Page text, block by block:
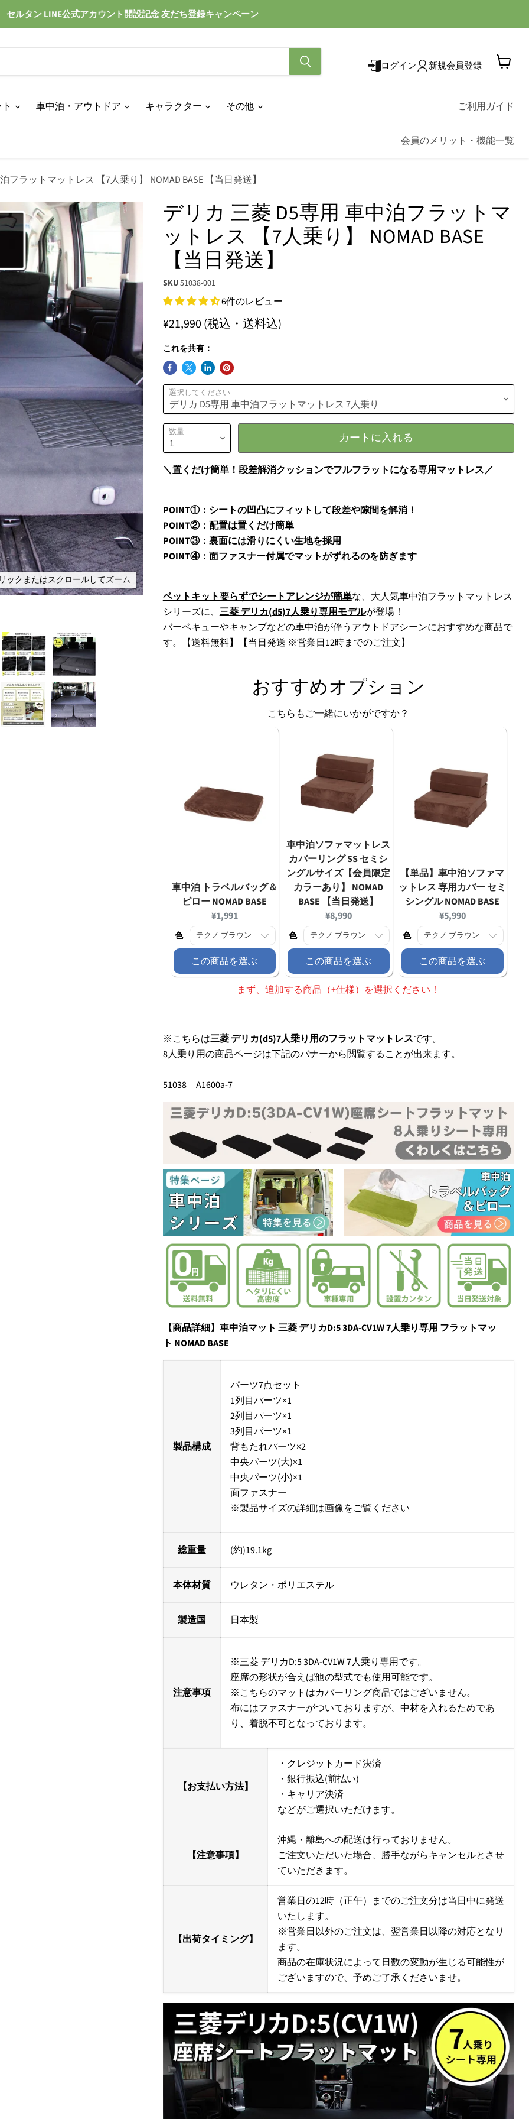
セルタン LINE公式アカウント開設記念 友だち登録キャンペーン
ログイン 新規会員登録
を
車中泊・アウトドア キャラクター その他 ご利用ガイド
会員のメリット・機能一覧
フラットマットレス 【7人乗り】 NOMAD BASE 【当日発送】
ックまたはスクロールしてズーム
デリカ 三菱 D5専用 車中泊フラットマ
ットレス 【7人乗り】 NOMAD BASE
【当日発送】
SKU51038-001
6件のレビュー
¥21,990 (税込・送料込)
これを共有：
選択してください
数量 カートに入れる
＼置くだけ簡単！段差解消クッションでフルフラットになる専用マットレス／
POINT①：シートの凹凸にフィットして段差や隙間を解消！
POINT②：配置は置くだけ簡単
POINT③：裏面には滑りにくい生地を採用
POINT④：面ファスナー付属でマットがずれるのを防ぎます
ベットキット要らずでシートアレンジが簡単な、大人気車中泊フラットマットレス
シリーズに、 三菱 デリカ(d5)7人乗り専用モデルが登場！
バーベキューやキャンプなどの車中泊が伴うアウトドアシーンにおすすめな商品で
す。【送料無料】【当日発送 ※営業日12時までのご注文】
おすすめオプション
こちらもご一緒にいかがですか？
車中泊 トラベルバッグ＆
ピロー NOMAD BASE
Current
price:
¥1,991
色
この商品を選ぶ
車中泊ソファマットレス
カバーリング SS セミシ
ングルサイズ【会員限定
カラーあり】 NOMAD
BASE 【当日発送】
Current
price:
¥8,990
色
この商品を選ぶ
【単品】車中泊ソファマ
ットレス 専用カバー セミ
シングル NOMAD BASE
Current
price:
¥5,990
色
この商品を選ぶ
まず、追加する商品（+仕様）を選択ください！
※こちらは三菱 デリカ(d5)7人乗り用のフラットマットレスです。
8人乗り用の商品ページは下記のバナーから閲覧することが出来ます。
51038 A1600a-7
【商品詳細】車中泊マット 三菱 デリカD:5 3DA-CV1W 7人乗り専用 フラットマッ
ト NOMAD BASE
製品構成
パーツ7点セット
1列目パーツ×1
2列目パーツ×1
3列目パーツ×1
背もたれパーツ×2
中央パーツ(大)×1
中央パーツ(小)×1
面ファスナー
※製品サイズの詳細は画像をご覧ください
総重量 (約)19.1kg
本体材質 ウレタン・ポリエステル
製造国 日本製
注意事項
※三菱 デリカD:5 3DA-CV1W 7人乗り専用です。
座席の形状が合えば他の型式でも使用可能です。
※こちらのマットはカバーリング商品ではございません。
布にはファスナーがついておりますが、中材を入れるためであ
り、着脱不可となっております。
【お支払い方法】
・クレジットカード決済
・銀行振込(前払い)
・キャリア決済
などがご選択いただけます。
【注意事項】
沖縄・離島への配送は行っておりません。
ご注文いただいた場合、勝手ながらキャンセルとさせ
ていただきます。
【出荷タイミング】
営業日の12時（正午）までのご注文分は当日中に発送
いたします。
※営業日以外のご注文は、翌営業日以降の対応となり
ます。
商品の在庫状況によって日数の変動が生じる可能性が
ございますので、予めご了承くださいませ。